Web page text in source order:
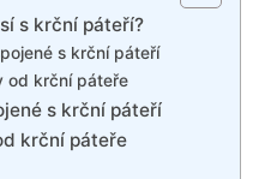
s krční páteří?
s krční páteří
od krční páteře
s krční páteří
krční páteře